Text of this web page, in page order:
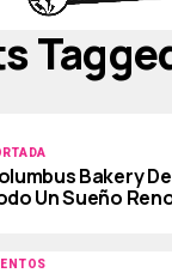
Bakery
Un Sueño